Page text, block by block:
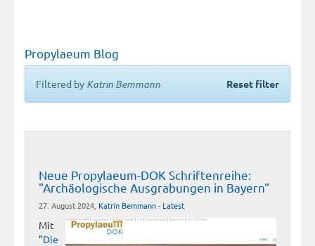
Propylaeum Blog
Filtered by Katrin Bemmann Reset filter
Neue Propylaeum-DOK Schriftenreihe:
"Archäologische Ausgrabungen in Bayern"
27. August 2024, Katrin Bemmann- Latest
Mit
"Die